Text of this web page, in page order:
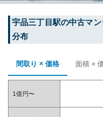
宇品三丁目駅の中古マ
分布
間取り × 価格 面積 ×
1億円〜